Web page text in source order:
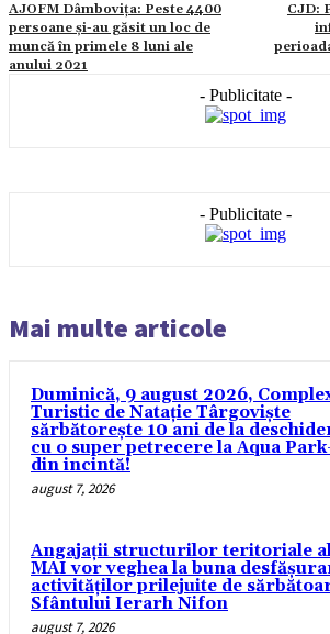
AJOFM Dâmbovița: Peste 4400
persoane şi-au găsit un loc de
muncă în primele 8 luni ale
anului 2021
CJD:
- Publicitate -
- Publicitate -
Mai multe articole
Duminică, 9 august 2026,
Turistic de Natație Târgoviște
sărbătorește 10 ani de la
cu o super petrecere la Aqua
din incintă!
august 7, 2026
Angajații structurilor teritoriale
MAI vor veghea la buna
activităților prilejuite de
Sfântului Ierarh Nifon
august 7, 2026